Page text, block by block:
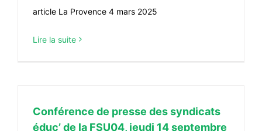
article La Provence 4 mars 2025
Lire la suite
Conférence de presse des syndicats
éduc’ de la FSU04, jeudi 14 septembre